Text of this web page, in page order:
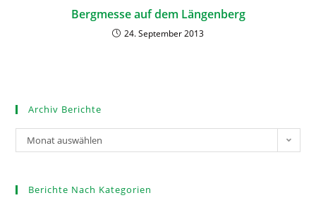
Bergmesse auf dem Längenberg
24. September 2013
Archiv Berichte
Monat auswählen
Berichte Nach Kategorien